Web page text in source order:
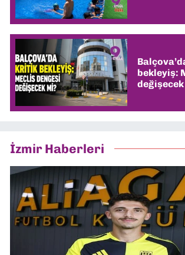
bekleyiş:
değişecek
İzmir Haberleri